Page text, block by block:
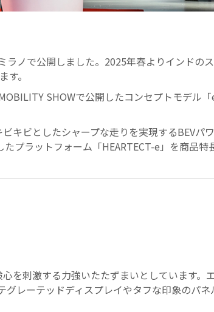
ラノで公開しました。2025年春よりインドの
。
SHOWで公開したコンセプトモデル
キビとしたシャープな走りを実現するBEVパ
プラットフォーム「HEARTECT-e」を商品特
を刺激する力強いたたずまいとしています。
レーテッドディスプレイやタフな印象のパ